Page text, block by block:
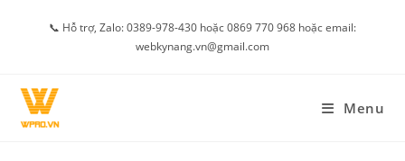
📞 Hỗ trợ, Zalo: 0389-978-430 hoặc 0869 770 968 hoặc email:
webkynang.vn@gmail.com
Menu